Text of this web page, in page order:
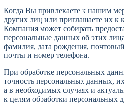
Когда Вы привлекаете к нашим
других лиц или приглашаете их к
Компания может собирать
персональные данных об этих
фамилия, дата рождения,
почты и номер телефона.
При обработке персональных
точность персональных данных,
а в необходимых случаях и
к целям обработки персональных